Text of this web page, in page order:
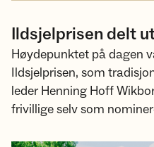
Ildsjelprisen delt
Høydepunktet på dagen
Ildsjelprisen, som
leder Henning Hoff
frivillige selv som